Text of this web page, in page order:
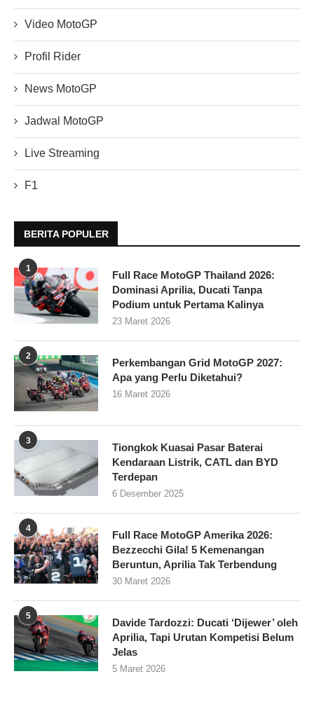
Video MotoGP
Profil Rider
News MotoGP
Jadwal MotoGP
Live Streaming
F1
BERITA POPULER
1
Full Race MotoGP Thailand 2026:
Dominasi Aprilia, Ducati Tanpa
Podium untuk Pertama Kalinya
23 Maret 2026
2
Perkembangan Grid MotoGP 2027:
Apa yang Perlu Diketahui?
16 Maret 2026
3
Tiongkok Kuasai Pasar Baterai
Kendaraan Listrik, CATL dan BYD
Terdepan
6 Desember 2025
4
Full Race MotoGP Amerika 2026:
Bezzecchi Gila! 5 Kemenangan
Beruntun, Aprilia Tak Terbendung
30 Maret 2026
5
Davide Tardozzi: Ducati ‘Dijewer’ oleh
Aprilia, Tapi Urutan Kompetisi Belum
Jelas
5 Maret 2026